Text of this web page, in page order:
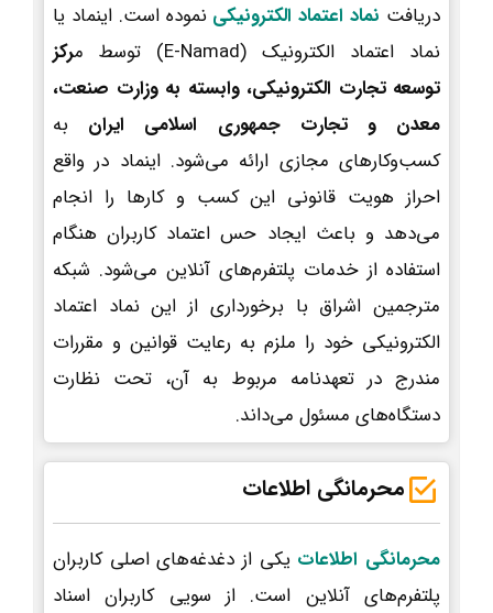
دریافت نماد اعتماد الکترونیکی نموده است. اینماد یا
نماد اعتماد الکترونیک (E-Namad) توسط م
رکز
توسعه تجارت الکترونیکی، وابسته به وزارت صنعت،
معدن و تجارت جمهوری اسلامی ایران به
کسب‌وکارهای مجازی ارائه می‌شود. اینماد در واقع
احراز هویت قانونی این کسب و کارها را انجام
می‌دهد و باعث ایجاد حس اعتماد کاربران هنگام
استفاده از خدمات پلتفرم‌های آنلاین می‌شود. شبکه
مترجمین اشراق با برخورداری از این نماد اعتماد
الکترونیکی خود را ملزم به رعایت قوانین و مقررات
مندرج در تعهدنامه مربوط به آن، تحت نظارت
دستگاه‌های مسئول می‌داند.
محرمانگی اطلاعات
محرمانگی اطلاعات یکی از دغدغه‌های اصلی کاربران
پلتفرم‌های آنلاین است. از سویی کاربران اسناد